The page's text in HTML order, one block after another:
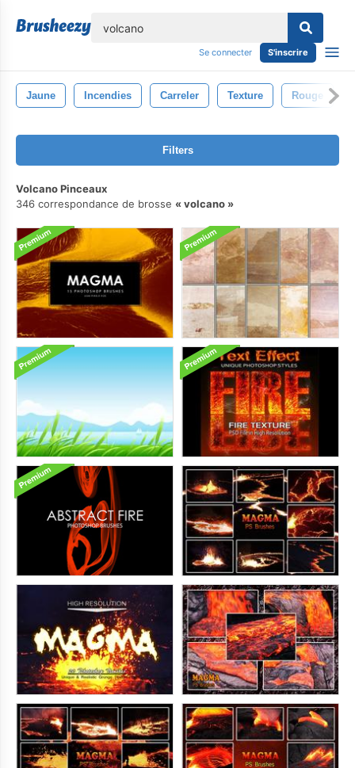
Se connecter S'inscrire
Jaune Incendies Carreler Texture Rouge
Filters
Volcano Pinceaux
346 correspondance de brosse
volcano